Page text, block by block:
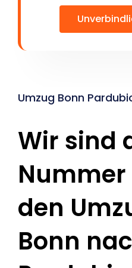
Umzug Bonn
Wir sind
den
Bonn